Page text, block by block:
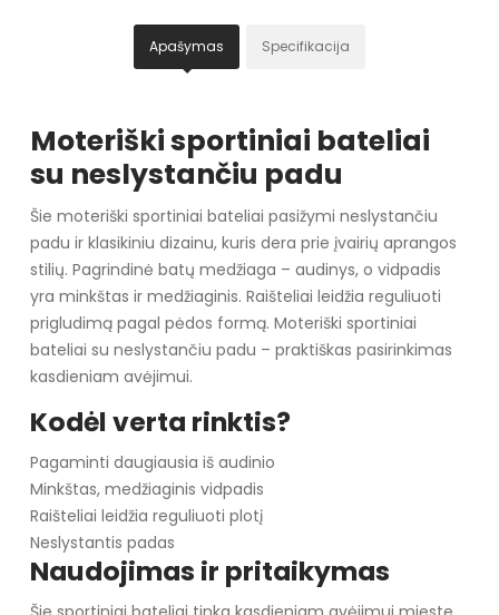
Apašymas Specifikacija
Moteriški sportiniai bateliai
su neslystančiu padu
Šie moteriški sportiniai bateliai pasižymi neslystančiu
padu ir klasikiniu dizainu, kuris dera prie įvairių aprangos
stilių. Pagrindinė batų medžiaga – audinys, o vidpadis
yra minkštas ir medžiaginis. Raišteliai leidžia reguliuoti
prigludimą pagal pėdos formą. Moteriški sportiniai
bateliai su neslystančiu padu – praktiškas pasirinkimas
kasdieniam avėjimui.
Kodėl verta rinktis?
Pagaminti daugiausia iš audinio
Minkštas, medžiaginis vidpadis
Raišteliai leidžia reguliuoti plotį
Neslystantis padas
Naudojimas ir pritaikymas